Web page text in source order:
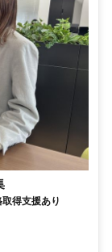
得支援あり